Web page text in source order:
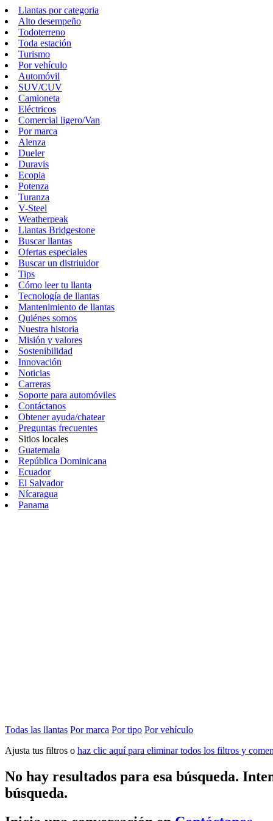
Llantas por categoria
Alto desempeño
Todoterreno
Toda estación
Turismo
Por vehículo
Automóvil
SUV/CUV
Camioneta
Eléctricos
Comercial ligero/Van
Por marca
Alenza
Dueler
Duravis
Ecopia
Potenza
Turanza
V-Steel
Weatherpeak
Llantas Bridgestone
Buscar llantas
Ofertas especiales
Buscar un distriuidor
Tips
Cómo leer tu llanta
Tecnología de llantas
Mantenimiento de llantas
Quiénes somos
Nuestra historia
Misión y valores
Sostenibilidad
Innovación
Noticias
Carreras
Soporte para automóviles
Contáctanos
Obtener ayuda/chatear
Preguntas frecuentes
Sitios locales
Guatemala
República Dominicana
Ecuador
El Salvador
Nícaragua
Panama
Todas las llantas Por marca Por tipo Por vehículo
Ajusta tus filtros o haz clic aquí para eliminar todos los filtros y
No hay resultados para esa búsqueda.
búsqueda.